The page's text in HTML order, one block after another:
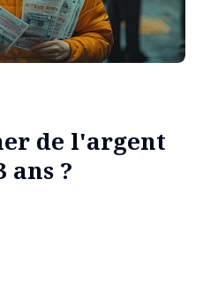
de l'argent
ans ?